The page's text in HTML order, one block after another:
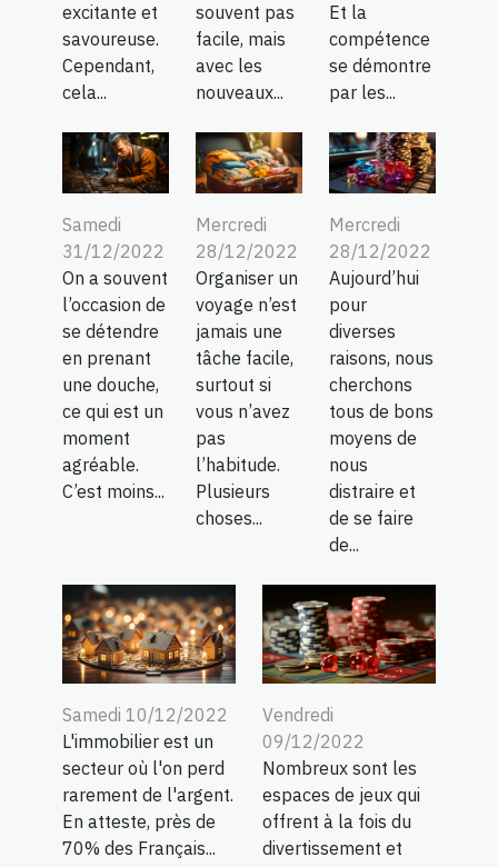
excitante et
savoureuse.
Cependant,
cela...
souvent pas
facile, mais
avec les
nouveaux...
Et la
compétence
se démontre
par les...
Samedi
31/12/2022
On a souvent
l’occasion de
se détendre
en prenant
une douche,
ce qui est un
moment
agréable.
C’est moins...
Mercredi
28/12/2022
Organiser un
voyage n’est
jamais une
tâche facile,
surtout si
vous n’avez
pas
l’habitude.
Plusieurs
choses...
Mercredi
28/12/2022
Aujourd’hui
pour
diverses
raisons, nous
cherchons
tous de bons
moyens de
nous
distraire et
de se faire
de...
Samedi 10/12/2022
L'immobilier est un
secteur où l'on perd
rarement de l'argent.
En atteste, près de
70% des Français...
Vendredi
09/12/2022
Nombreux sont les
espaces de jeux qui
offrent à la fois du
divertissement et